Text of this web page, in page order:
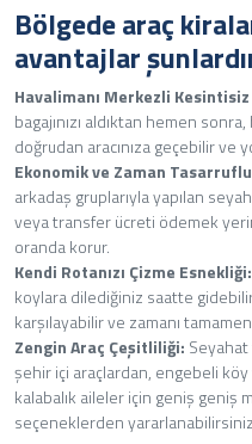
Bölgede araç
avantajlar
Havalimanı Merkezli
bagajınızı aldıktan hemen
doğrudan aracınıza geçebilir ve
Ekonomik ve Zaman
arkadaş gruplarıyla yapılan
veya transfer ücreti ödemek
oranda korur.
Kendi Rotanızı Çizme Esnekliği:
koylara dilediğiniz saatte
karşılayabilir ve zamanı
Zengin Araç Çeşitliliği:
şehir içi araçlardan, engebeli köy
kalabalık aileler için geniş
seçeneklerden